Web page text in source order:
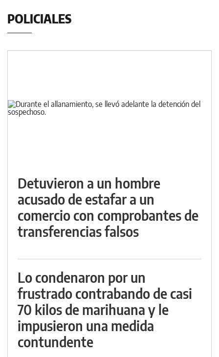
POLICIALES
Detuvieron a un hombre
acusado de estafar a un
comercio con comprobantes de
transferencias falsos
Lo condenaron por un
frustrado contrabando de casi
70 kilos de marihuana y le
impusieron una medida
contundente